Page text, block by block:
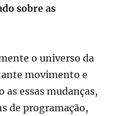
sobre as
o universo da
movimento e
essas mudanças,
de programação,